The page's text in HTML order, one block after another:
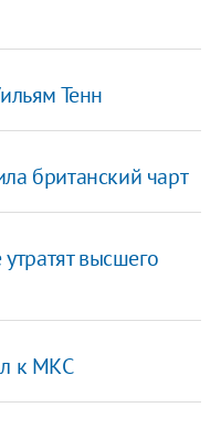
Тенн
британский чарт
высшего
к МКС